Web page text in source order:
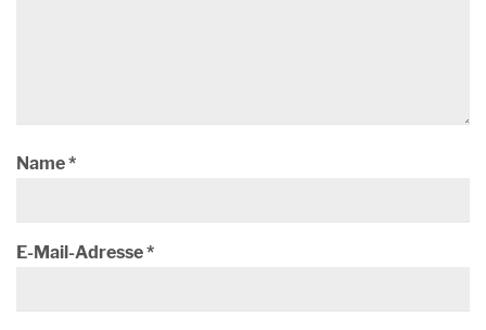
Name*
E-Mail-Adresse*